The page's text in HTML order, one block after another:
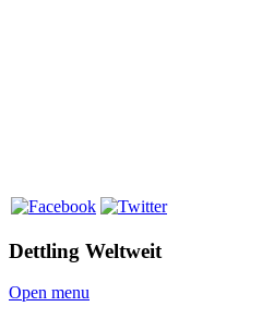
Dettling Weltweit
Open menu